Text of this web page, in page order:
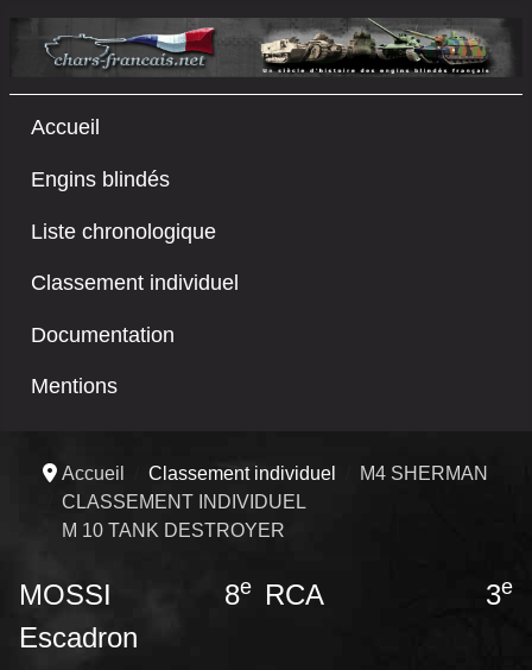
Accueil
Engins blindés
Liste chronologique
Classement individuel
Documentation
Mentions
Accueil Classement individuel
M4 SHERMAN
CLASSEMENT INDIVIDUEL
M 10 TANK DESTROYER
MOSSI 8e RCA 3e
Escadron